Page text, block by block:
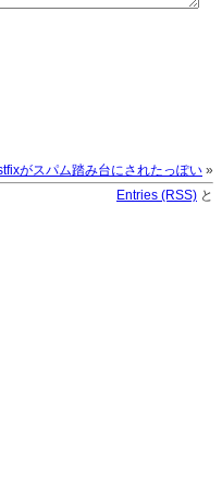
がスパム踏み台にされたっぽい »
Entries (RSS) と